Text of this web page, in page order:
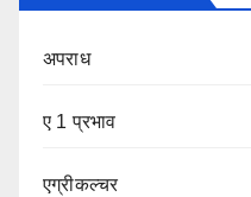
अपराध
ए 1 प्रभाव
एग्रीकल्चर